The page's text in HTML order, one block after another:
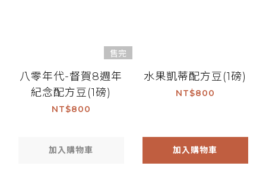
售完
八零年代-督賀8週年
紀念配方豆(1磅)
NT$800
加入購物車
水果凱蒂配方豆(1磅)
NT$800
加入購物車